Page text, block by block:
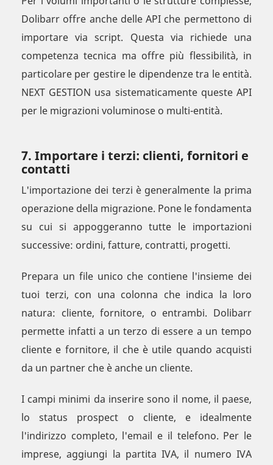
Dolibarr offre anche delle API che permettono di
importare via script. Questa via richiede una
competenza tecnica ma offre più flessibilità, in
particolare per gestire le dipendenze tra le entità.
NEXT GESTION usa sistematicamente queste API
per le migrazioni voluminose o multi-entità.
7. Importare i terzi: clienti, fornitori e
contatti
L'importazione dei terzi è generalmente la prima
operazione della migrazione. Pone le fondamenta
su cui si appoggeranno tutte le importazioni
successive: ordini, fatture, contratti, progetti.
Prepara un file unico che contiene l'insieme dei
tuoi terzi, con una colonna che indica la loro
natura: cliente, fornitore, o entrambi. Dolibarr
permette infatti a un terzo di essere a un tempo
cliente e fornitore, il che è utile quando acquisti
da un partner che è anche un cliente.
I campi minimi da inserire sono il nome, il paese,
lo status prospect o cliente, e idealmente
l'indirizzo completo, l'email e il telefono. Per le
imprese, aggiungi la partita IVA, il numero IVA